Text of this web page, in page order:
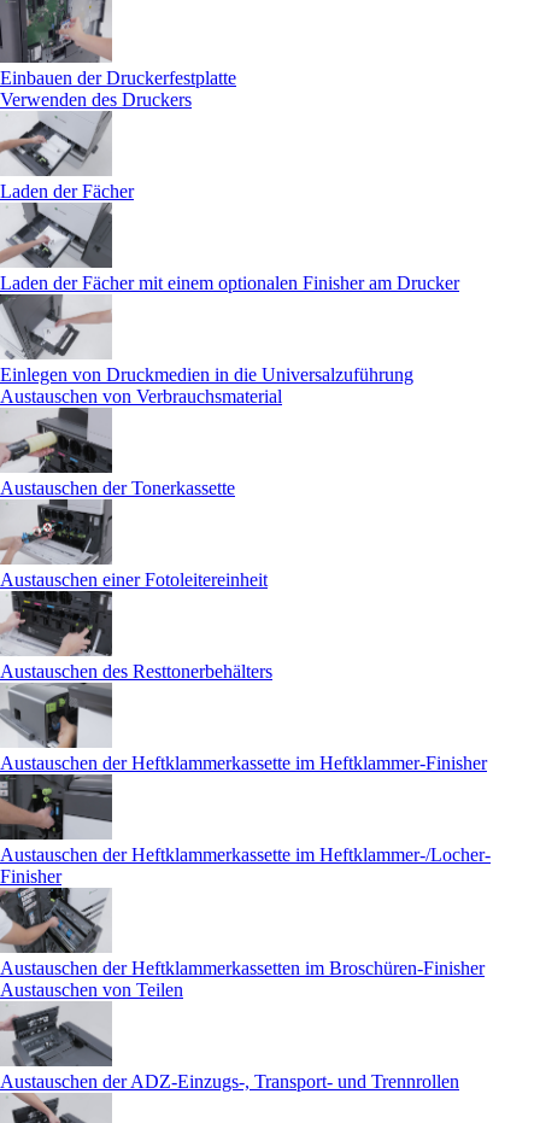
Einbauen der Druckerfestplatte
Verwenden des Druckers
Laden der Fächer
Laden der Fächer mit einem optionalen Finisher am Drucker
Einlegen von Druckmedien in die Universalzuführung
Austauschen von Verbrauchsmaterial
Austauschen der Tonerkassette
Austauschen einer Fotoleitereinheit
Austauschen des Resttonerbehälters
Austauschen der Heftklammerkassette im Heftklammer-Finisher
Austauschen der Heftklammerkassette im Heftklammer-/Locher-
Finisher
Austauschen der Heftklammerkassetten im Broschüren-Finisher
Austauschen von Teilen
Austauschen der ADZ-Einzugs-, Transport- und Trennrollen